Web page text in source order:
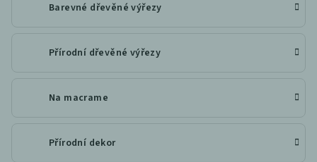
Barevné dřevěné výřezy
Přírodní dřevěné výřezy
Na macrame
Přírodní dekor